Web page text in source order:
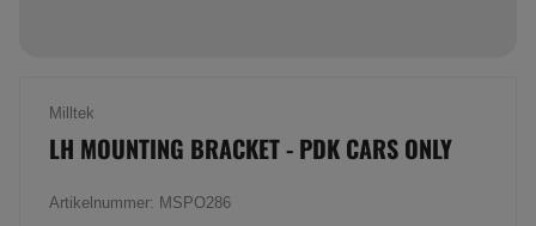
Milltek
LH MOUNTING BRACKET - PDK CARS ONLY
Artikelnummer: MSPO286